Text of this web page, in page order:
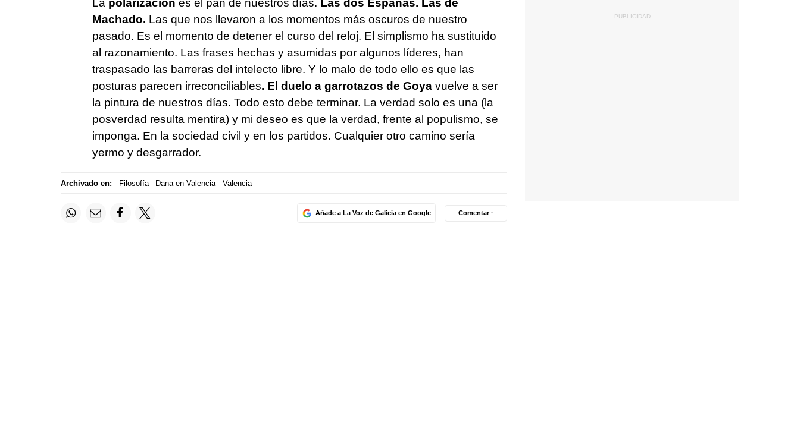
La polarización es el pan de nuestros días. Las dos Españas. Las de
Machado. Las que nos llevaron a los momentos más oscuros de nuestro
pasado. Es el momento de detener el curso del reloj. El simplismo ha sustituido
al razonamiento. Las frases hechas y asumidas por algunos líderes, han
traspasado las barreras del intelecto libre. Y lo malo de todo ello es que las
posturas parecen irreconciliables. El duelo a garrotazos de Goyavuelve a ser
la pintura de nuestros días. Todo esto debe terminar. La verdad solo es una (la
posverdad resulta mentira) y mi deseo es que la verdad, frente al populismo, se
imponga. En la sociedad civil y en los partidos. Cualquier otro camino sería
yermo y desgarrador.
Archivado en: Filosofía Dana en Valencia Valencia
Añade a La Voz de Galicia en Google Comentar ·